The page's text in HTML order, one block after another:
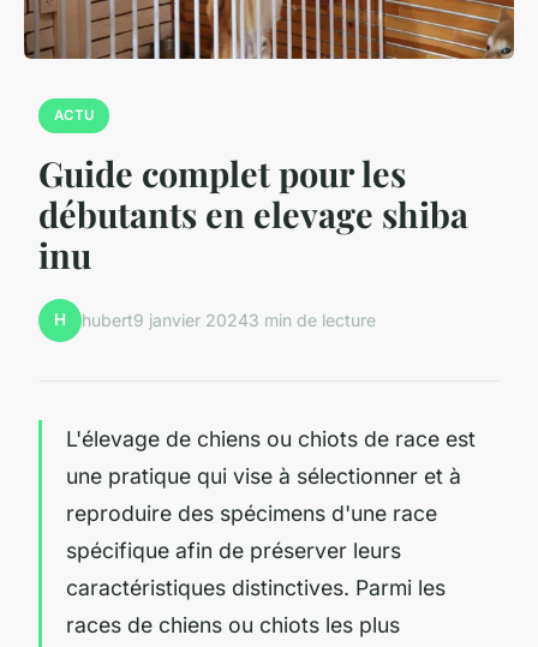
ACTU
Guide complet pour les
débutants en elevage shiba
inu
H hubert9 janvier 20243 min de lecture
L'élevage de chiens ou chiots de race est
une pratique qui vise à sélectionner et à
reproduire des spécimens d'une race
spécifique afin de préserver leurs
caractéristiques distinctives. Parmi les
races de chiens ou chiots les plus